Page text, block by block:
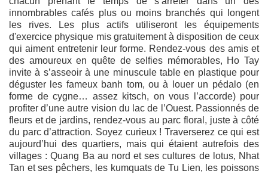
innombrables cafés plus ou moins branchés qui longent
les rives. Les plus actifs utiliseront les équipements
d'exercice physique mis gratuitement à disposition de ceux
qui aiment entretenir leur forme. Rendez-vous des amis et
des amoureux en quête de selfies mémorables, Ho Tay
invite à s’asseoir à une minuscule table en plastique pour
déguster les fameux banh tom, ou à louer un pédalo (en
forme de cygne… assez kitsch, on vous l’accorde) pour
profiter d’une autre vision du lac de l’Ouest. Passionnés de
fleurs et de jardins, rendez-vous au parc floral, juste à côté
du parc d’attraction. Soyez curieux ! Traverserez ce qui est
aujourd’hui des quartiers, mais qui étaient autrefois des
villages : Quang Ba au nord et ses cultures de lotus, Nhat
Tan et ses pêchers, les kumquats de Tu Lien, les poissons